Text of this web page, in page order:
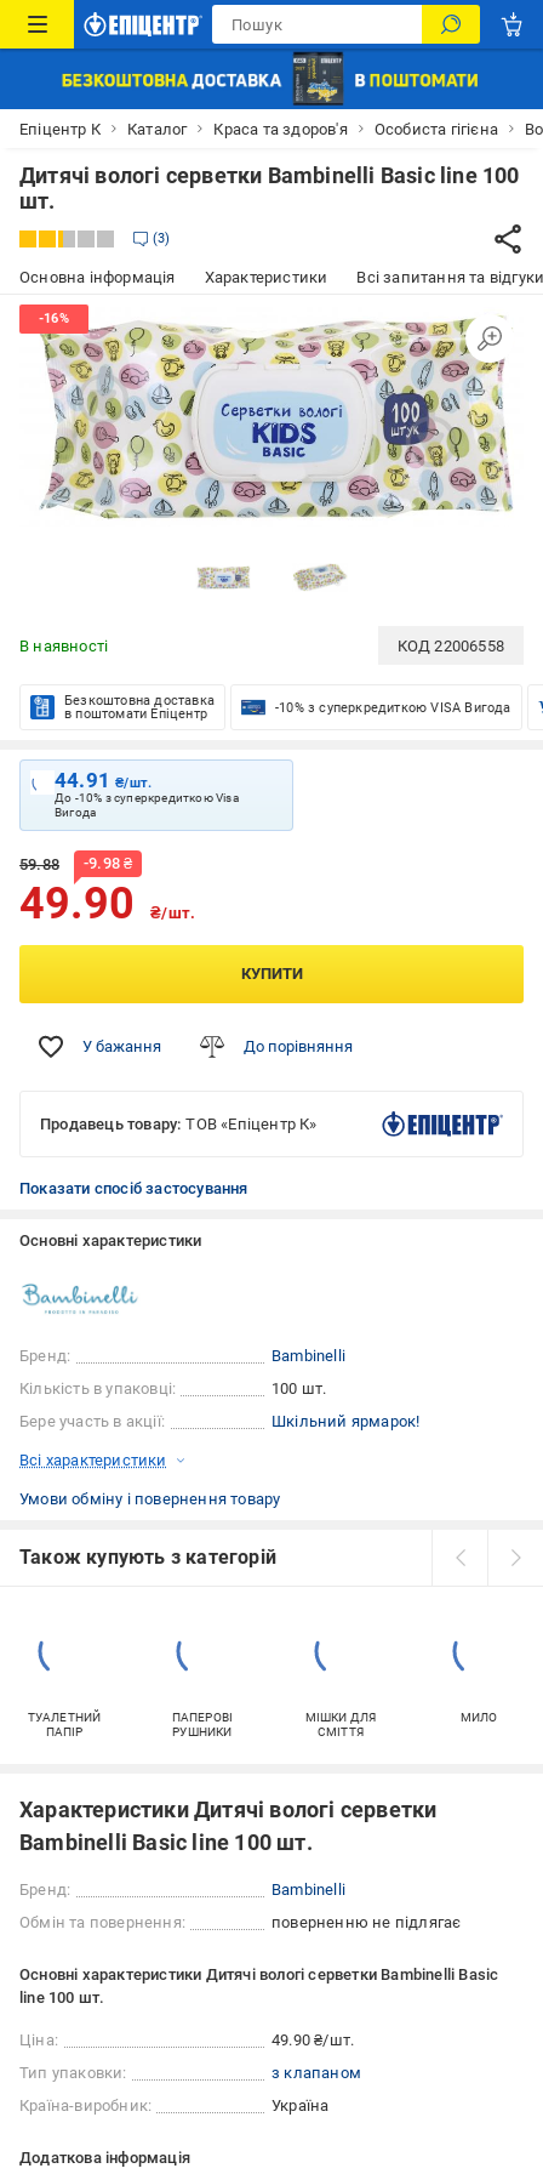
Епіцентр К Каталог Краса та здоров'я Особиста гігієна
Дитячі вологі серветки Bambinelli Basic line 100
шт.
3
Основна інформація Характеристики Всі запитання та
В наявності КОД22006558
Безкоштовна доставка
в поштомати Епіцентр
-10% з суперкредиткою VISA Вигода
44.91₴/шт.
До -10% з суперкредиткою Visa
Вигода
59.88 -9.98 ₴
49.90 ₴/шт.
КУПИТИ
У бажання До порівняння
Продавець товару: ТОВ «Епіцентр К»
Показати спосіб застосування
Основні характеристики
Бренд:
Bambinelli
Кількість в упаковці:
100 шт.
Бере участь в акції:
Шкільний ярмарок!
Всі характеристики
Умови обміну і повернення товару
Також купують з категорій
ТУАЛЕТНИЙ
ПАПІР
ПАПЕРОВІ
РУШНИКИ
МІШКИ ДЛЯ
СМІТТЯ
МИЛО
Характеристики Дитячі вологі серветки
Bambinelli Basic line 100 шт.
Бренд:
Bambinelli
Обмін та повернення:
поверненню не підлягає
Основні характеристики Дитячі вологі серветки Bambinelli Basic
line 100 шт.
Ціна:
49.90 ₴/шт.
Тип упаковки:
з клапаном
Країна-виробник:
Україна
Додаткова інформація